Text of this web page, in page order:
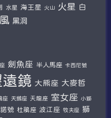
水星 海王星 火山 火星 白
黑洞
劍魚座 半人馬座 卡西尼號
鏡 大熊座 大麥哲
座 天鵝座 天龍座 室女座 小獅
號 杜鵑座 波江座 牧夫座
獅